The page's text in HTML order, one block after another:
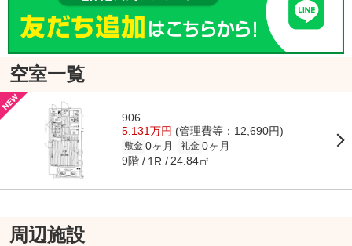
空室一覧
906
5.131万円 (管理費等：12,690円)
敷金 0ヶ月 礼金 0ヶ月
9階 1R 24.84㎡
周辺施設